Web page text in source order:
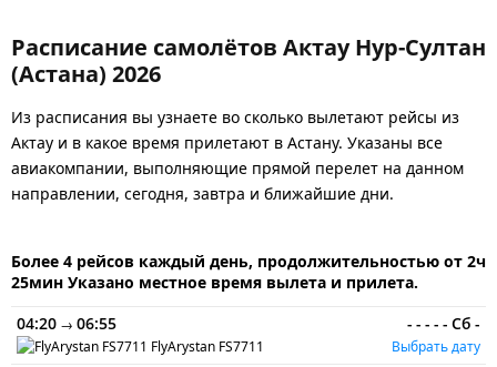
Расписание самолётов Актау Нур-Султан
(Астана) 2026
Из расписания вы узнаете во сколько вылетают рейсы из
Актау и в какое время прилетают в Астану. Указаны все
авиакомпании, выполняющие прямой перелет на данном
направлении, сегодня, завтра и ближайшие дни.
Более 4 рейсов каждый день, продолжительностью от 2ч
25мин Указано местное время вылета и прилета.
04:20 → 06:55
FlyArystan FS7711
- - - - - Сб -
Выбрать дату